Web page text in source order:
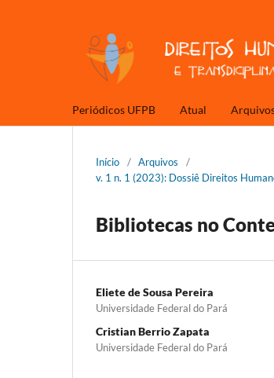
Periódicos UFPB Atual
Início / Arquivos
/
v. 1 n. 1 (2023): Dossiê Direitos
Bibliotecas no
Eliete de Sousa Pereira
Universidade Federal do Pará
Cristian Berrio Zapata
Universidade Federal do Pará